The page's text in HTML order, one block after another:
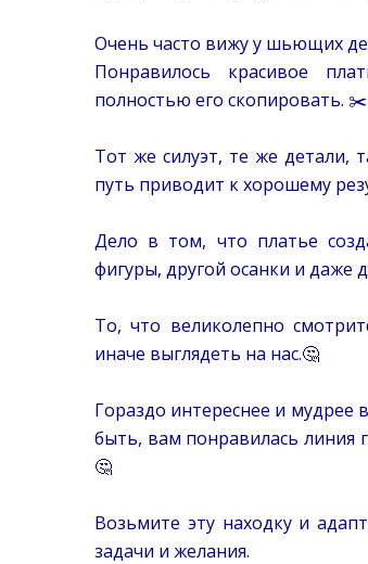
Очень часто вижу у шьющих
Понравилось красивое
полностью его скопировать. ✂️
Тот же силуэт, те же детали,
путь приводит к хорошему
Дело в том, что платье
фигуры, другой осанки и даже
То, что великолепно
иначе выглядеть на нас.🤔
Гораздо интереснее и мудрее
быть, вам понравилась линия
🤔
Возьмите эту находку и
задачи и желания.